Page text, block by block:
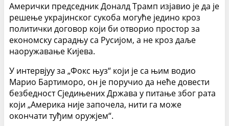
Амерички председник Доналд Трамп изјавио је да је
решење украјинског сукоба могуће једино кроз
политички договор који би отворио простор за
економску сарадњу са Русијом, а не кроз даље
наоружавање Кијева.
У интервјуу за „Фокс њуз“ који је са њим водио
Марио Бартиморо, он је поручио да неће довести
безбедност Сједињених Држава у питање због рата
који „Америка није започела, нити га може
окончати туђим оружјем“.